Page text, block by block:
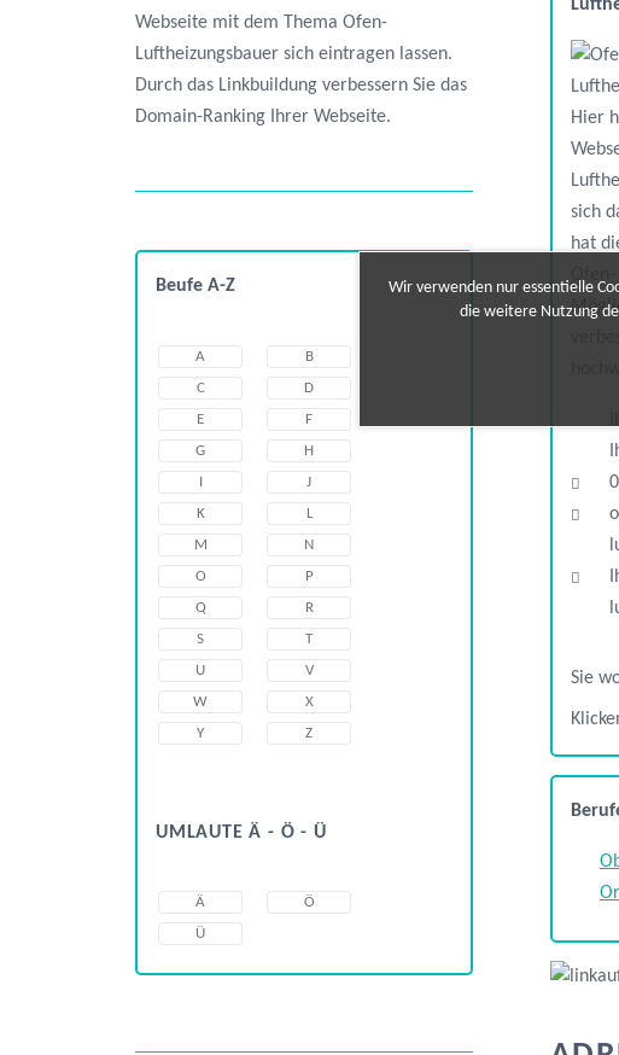
Hier
sich
hat
Sie
Webseite mit dem Thema Ofen-
Luftheizungsbauer sich eintragen lassen.
Durch das Linkbuildung verbessern Sie das
Domain-Ranking Ihrer Webseite.
Beufe A-Z
A
B
C
D
E
F
G
H
I
J
K
L
M
N
O
P
Q
R
S
T
U
V
W
X
Y
Z
UMLAUTE Ä - Ö - Ü
Ä
Ö
Ü
Wir verwenden nur essentielle
die weitere Nutzung